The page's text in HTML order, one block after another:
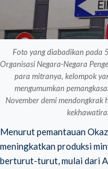
Foto yang diabadikan pada
Organisasi Negara-Negara
para mitranya, kelompok
mengumumkan
November demi mendongkrak
Menurut pemantauan
meningkatkan produksi
berturut-turut, mulai dari